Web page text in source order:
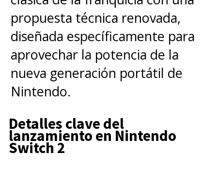
universo, The Brave and the
Bold, la cual también presentará
a laBatiFamiliay aDamian
Wayne, el hijo de Bruce.
Todos los episodios de
Pingüino ya están disponibles
en el streaming Max, al igual
que la película
propuesta técnica renovada,
diseñada específicamente para
aprovechar la potencia de la
nueva generación portátil de
Nintendo.
Detalles clave del
lanzamiento en Nintendo
Switch 2